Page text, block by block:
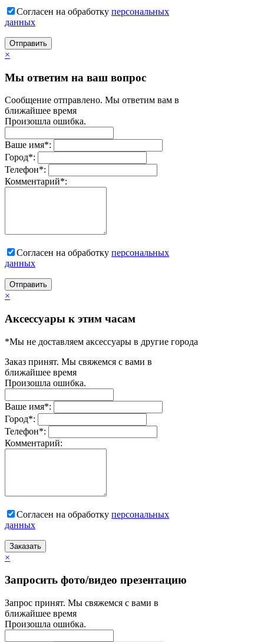
Согласен на обработку персональныx
данных
Отправить
×
Мы ответим на ваш вопрос
Сообщение отправлено. Мы ответим вам в
ближайшее время
Произошла ошибка.
Ваше имя*:
Город*:
Телефон*:
Комментарий*:
Согласен на обработку персональныx
данных
Отправить
×
Аксессуары к этим часам
*Мы не доставляем аксессуары в другие города
Заказ принят. Мы свяжемся с вами в
ближайшее время
Произошла ошибка.
Ваше имя*:
Город*:
Телефон*:
Комментарий:
Согласен на обработку персональныx
данных
Заказать
×
Запросить фото/видео презентацию
Запрос принят. Мы свяжемся с вами в
ближайшее время
Произошла ошибка.